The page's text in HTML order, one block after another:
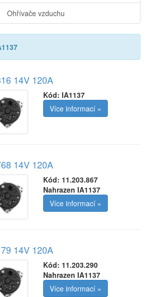
Ohřívače vzduchu
14V 120A
Kód: IA1137
Více informací »
14V 120A
Kód: 11.203.867
Nahrazen IA1137
Více informací »
14V 120A
Kód: 11.203.290
Nahrazen IA1137
Více informací »